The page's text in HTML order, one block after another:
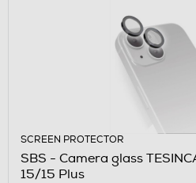
SCREEN PROTECTOR
SBS - Camera glass
15/15 Plus